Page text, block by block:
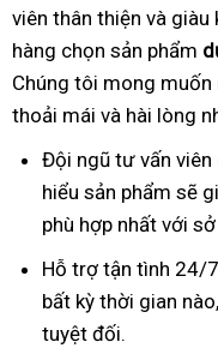
viên thân thiện và
hàng chọn sản phẩm
Chúng tôi mong
thoải mái và hài lòng
Đội ngũ tư vấn viên
hiểu sản phẩm sẽ
phù hợp nhất với
Hỗ trợ tận tình 24/
bất kỳ thời gian
tuyệt đối.